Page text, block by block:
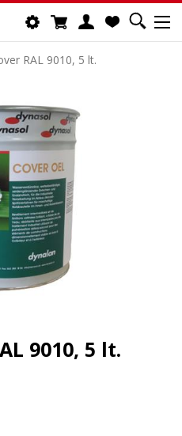
RAL 9010, 5 lt.
9010, 5 lt.